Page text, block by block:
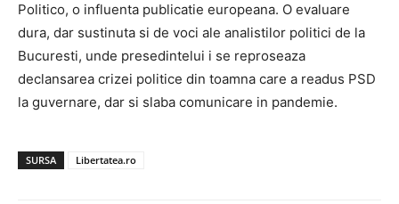
Politico, o influenta publicatie europeana. O evaluare
dura, dar sustinuta si de voci ale analistilor politici de la
Bucuresti, unde presedintelui i se reproseaza
declansarea crizei politice din toamna care a readus PSD
la guvernare, dar si slaba comunicare in pandemie.
SURSA Libertatea.ro